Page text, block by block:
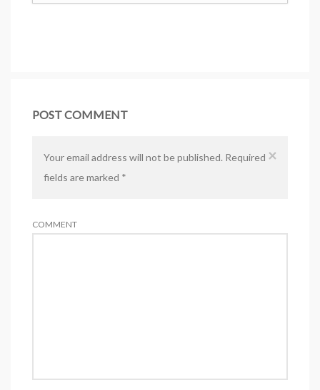
POST COMMENT
×
Your email address will not be published. Required
fields are marked *
COMMENT